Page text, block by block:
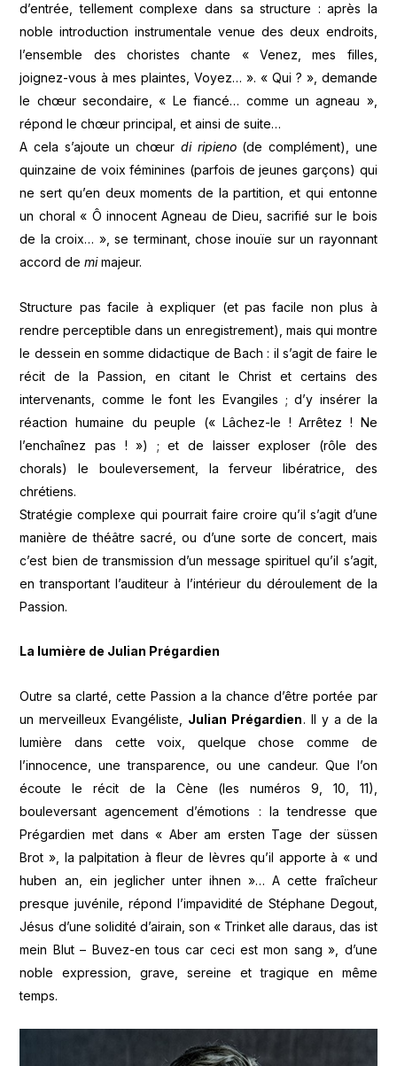
d’entrée, tellement complexe dans sa structure : après la
noble introduction instrumentale venue des deux endroits,
l’ensemble des choristes chante « Venez, mes filles,
joignez-vous à mes plaintes, Voyez… ». « Qui ? », demande
le chœur secondaire, « Le fiancé… comme un agneau »,
répond le chœur principal, et ainsi de suite…
A cela s’ajoute un chœur di ripieno(de complément), une
quinzaine de voix féminines (parfois de jeunes garçons) qui
ne sert qu’en deux moments de la partition, et qui entonne
un choral « Ô innocent Agneau de Dieu, sacrifié sur le bois
de la croix… », se terminant, chose inouïe sur un rayonnant
accord demimajeur.
Structure pas facile à expliquer (et pas facile non plus à
rendre perceptible dans un enregistrement), mais qui montre
le dessein en somme didactique de Bach : il s’agit de faire le
récit de la Passion, en citant le Christ et certains des
intervenants, comme le font les Evangiles ; d’y insérer la
réaction humaine du peuple (« Lâchez-le ! Arrêtez ! Ne
l’enchaînez pas ! ») ; et de laisser exploser (rôle des
chorals) le bouleversement, la ferveur libératrice, des
chrétiens.
Stratégie complexe qui pourrait faire croire qu’il s’agit d’une
manière de théâtre sacré, ou d’une sorte de concert, mais
c’est bien de transmission d’un message spirituel qu’il s’agit,
en transportant l’auditeur à l’intérieur du déroulement de la
Passion.
La lumière de Julian Prégardien
Outre sa clarté, cette Passion a la chance d’être portée par
un merveilleux Evangéliste, Julian Prégardien. Il y a de la
lumière dans cette voix, quelque chose comme de
l’innocence, une transparence, ou une candeur. Que l’on
écoute le récit de la Cène (les numéros 9, 10, 11),
bouleversant agencement d’émotions : la tendresse que
Prégardien met dans « Aber am ersten Tage der süssen
Brot », la palpitation à fleur de lèvres qu’il apporte à « und
huben an, ein jeglicher unter ihnen »… A cette fraîcheur
presque juvénile, répond l’impavidité de Stéphane Degout,
Jésus d’une solidité d’airain, son « Trinket alle daraus, das ist
mein Blut – Buvez-en tous car ceci est mon sang », d’une
noble expression, grave, sereine et tragique en même
temps.